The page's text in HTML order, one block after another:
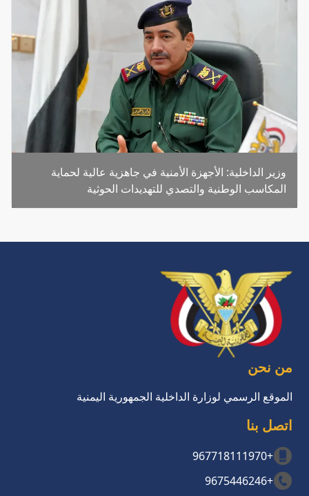
وزير الداخلية: الأجهزة الأمنية في جاهزية عالية لحماية
المكاسب الوطنية والتصدي للتهديدات الحوثية
من نحن
الموقع الرسمي لوزارة الداخلية الجمهورية اليمنية
اتصل بنا
+967718111970
+9675446246